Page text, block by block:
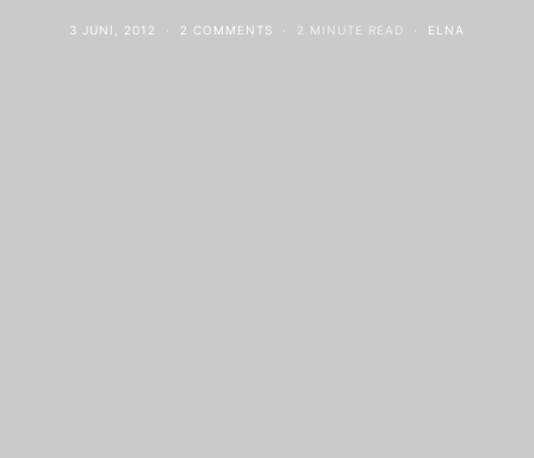
3 JUNI, 2012 2 COMMENTS 2 MINUTE READ ELNA